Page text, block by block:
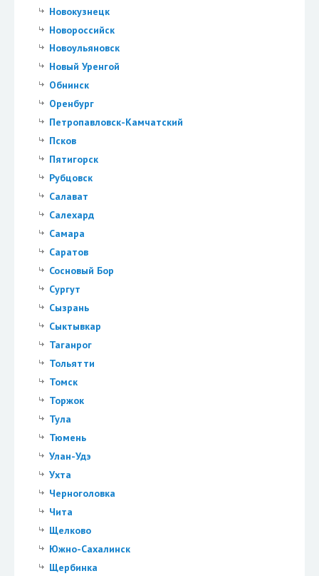
Новокузнецк
Новороссийск
Новоульяновск
Новый Уренгой
Обнинск
Оренбург
Петропавловск-Камчатский
Псков
Пятигорск
Рубцовск
Салават
Салехард
Самара
Саратов
Сосновый Бор
Сургут
Сызрань
Сыктывкар
Таганрог
Тольятти
Томск
Торжок
Тула
Тюмень
Улан-Удэ
Ухта
Черноголовка
Чита
Щелково
Южно-Сахалинск
Щербинка